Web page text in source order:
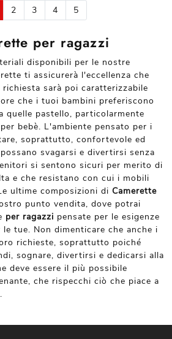
2 3 4 5
per ragazzi
disponibili per le nostre
ti assicurerà l'eccellenza che
sarà poi caratterizzabile
che i tuoi bambini preferiscono
quelle pastello, particolarmente
bebè. L'ambiente pensato per i
soprattutto, confortevole ed
svagarsi e divertirsi senza
si sentono sicuri per merito di
e che resistano con cui i mobili
ultime composizioni di Camerette
punto vendita, dove potrai
per ragazzi pensate per le esigenze
tue. Non dimenticare che anche i
richieste, soprattutto poiché
sognare, divertirsi e dedicarsi alla
deve essere il più possibile
che rispecchi ciò che piace a